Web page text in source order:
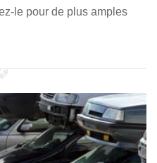
le pour de plus amples